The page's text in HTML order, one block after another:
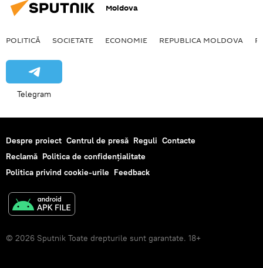
Moldova
POLITICĂ SOCIETATE ECONOMIE REPUBLICA MOLDOVA
Telegram
Despre proiect Centrul de presă Reguli Contacte
Reclamă Politica de confidențialitate
Politica privind cookie-urile Feedback
© 2026 Sputnik Toate drepturile sunt garantate. 18+